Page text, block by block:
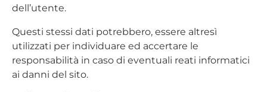
dell’utente.
Questi stessi dati potrebbero, essere altresì
utilizzati per individuare ed accertare le
responsabilità in caso di eventuali reati informatici
ai danni del sito.